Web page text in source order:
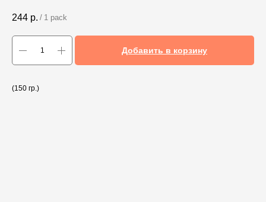
244 р. / 1 pack
Добавить в корзину
(150 гр.)